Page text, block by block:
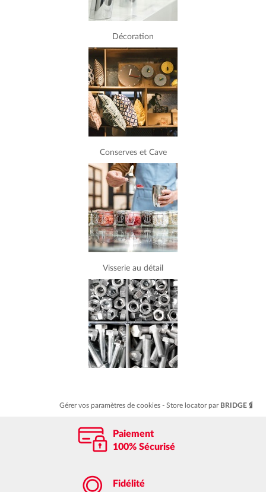
Décoration
Conserves et Cave
Visserie au détail
Gérer vos paramètres de cookies Store locator par BRIDGE
Paiement
100% Sécurisé
Fidélité